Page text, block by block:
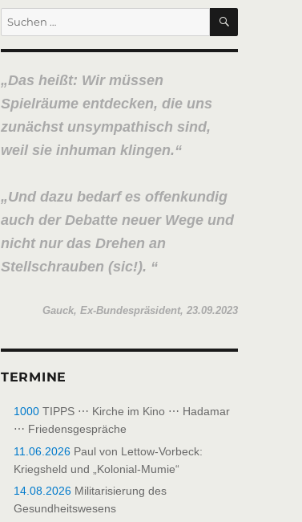
Suchen
SUCHEN
Das heißt: Wir müssen
Spielräume entdecken, die uns
zunächst unsympathisch sind,
weil sie inhuman klingen.
Und dazu bedarf es offenkundig
auch der Debatte neuer Wege und
nicht nur das Drehen an
Stellschrauben (sic!).
Gauck, Ex-Bundespräsident, 23.09.2023
TERMINE
1000TIPPS ⋯ Kirche im Kino ⋯ Hadamar
⋯ Friedensgespräche
11.06.2026Paul von Lettow-Vorbeck:
Kriegsheld und „Kolonial-Mumie“
14.08.2026Militarisierung des
Gesundheitswesens